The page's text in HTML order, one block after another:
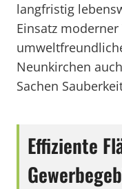
langfristig
Einsatz
Neunkirchen
Sachen
Effiziente